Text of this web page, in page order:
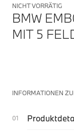
NICHT VORRÄTIG
BMW
MIT 5
INFORMATIONEN